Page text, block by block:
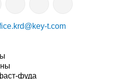
t.com
фуда